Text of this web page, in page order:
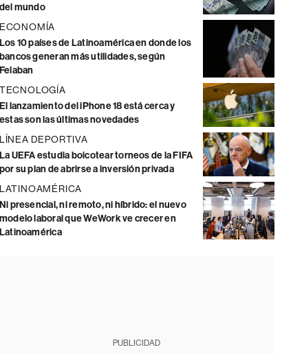
del mundo
ECONOMÍA
Los 10 países de Latinoamérica en donde los
bancos generan más utilidades, según
Felaban
TECNOLOGÍA
El lanzamiento del iPhone 18 está cerca y
estas son las últimas novedades
LÍNEA DEPORTIVA
La UEFA estudia boicotear torneos de la FIFA
por su plan de abrirse a inversión privada
LATINOAMÉRICA
Ni presencial, ni remoto, ni híbrido: el nuevo
modelo laboral que WeWork ve crecer en
Latinoamérica
PUBLICIDAD